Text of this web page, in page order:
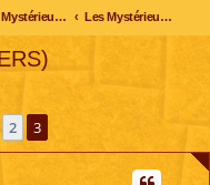
Les Mystérieuses Cités d'Or Les Mystérieuses Cités d'Or : saison 2 (2013)
2 3